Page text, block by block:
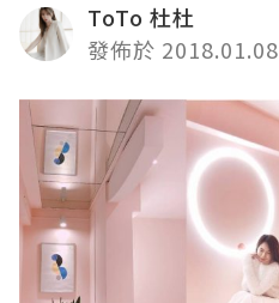
ToTo 杜杜
發佈於 2018.01.08